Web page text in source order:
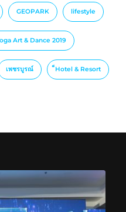
GEOPARK lifestyle
Art & Dance 2019
เพชรบูรณ์ ็Hotel & Resort